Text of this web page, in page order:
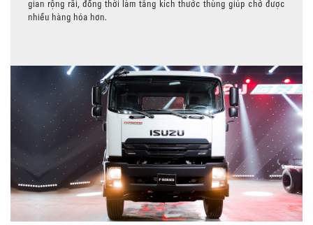
gian rộng rãi, đồng thời làm tăng kích thước thùng giúp chở được
nhiều hàng hóa hơn.